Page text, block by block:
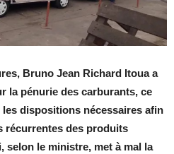
Bruno Jean Richard Itoua a
la pénurie des carburants, ce
dispositions nécessaires afin
récurrentes des produits
selon le ministre, met à mal la